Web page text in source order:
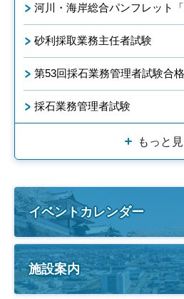
河川・海岸総合パンフレット
砂利採取業務主任者試験
第53回採石業務管理者試験合
採石業務管理者試験
もっと
イベントカレンダー
施設案内